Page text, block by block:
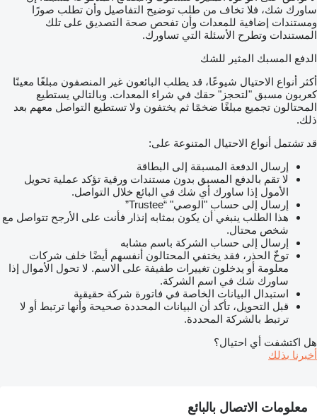
ساورك شك، فلا تخاف من طلب توضيح التفاصيل وأن تطلب صورًا
ومستندات إضافية للمعدات وأن تفحص صحة التصديق على تلك
المستندات وتطرح الأسئلة التي تساورك.
الدفع المسبك المثير للشك
أكثر أنواع الاحتيال شيوعًا، قد يطلب البائعون غير المنصفون مبلغًا معينًا
كعربون مسبق "لتحجز" حقك في شراء المعدات. وبالتالي يستطيع
المحتالون تجميع مبلغًا ضخمًا ثم يختفون ولا تستطيع التواصل معهم بعد
ذلك.
قد تشتمل أنواع الاحتيال المتنوعة على:
إرسال الدفعة المسبقة إلى البطاقة
لا تقم بالدفع المسبق بدون مستندات ورقية تؤكد عملية تحويل
الأمول إذا ساورك أي شك في البائع خلال التواصل.
إرسال إلى حساب "الوصي" “Trustee”
هذا الطلب ينبغي أن يكون بمثابه إنذار فأنت على الأرجح تتواصل مع
شخص محتال.
إرسال إلى حساب الشركة باسم مشابه
توخّ الحذر، فقد يختفي المحتالون أنفسهم أيضًا خلف شركات
معلومة أو يدخلون تغييرات طفيفة على الاسم. لا تحول الأموال إذا
ساورك شك في اسم الشركة.
استبدال البيانات الخاصة في فاتورة شركة حقيقية
قبل التحويل، تأكد أن البيانات المحددة صحيحة وأنها ترتبط أو لا
ترتبط بالشركة المحددة.
هل اكتشفت أي احتيال؟
أخبرنا بذلك
معلومات الاتصال بالبائع